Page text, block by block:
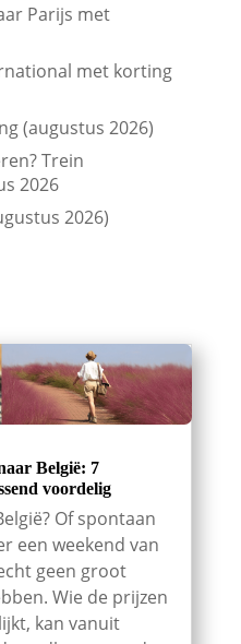
Parijs met
met korting
(augustus 2026)
Trein
2026
2026)
België: 7
voordelig
Of spontaan
een weekend van
geen groot
Wie de prijzen
kan vanuit